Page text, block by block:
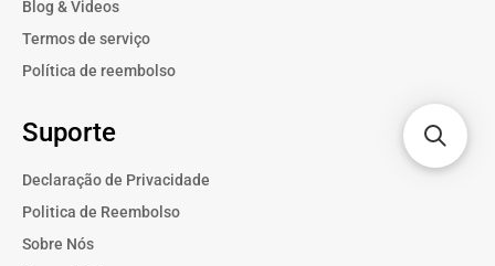
Blog & Videos
Termos de serviço
Política de reembolso
Suporte
Declaração de Privacidade
Politica de Reembolso
Sobre Nós